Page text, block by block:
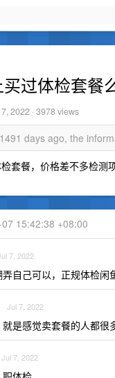
过体检套餐
2022 · 3978 views
days ago, the
套餐，价格差不多检测
15:42:38 +08:00
7, 2022
自己可以，正规体检闲
Jul 7, 2022
是感觉卖套餐的人都很
Jul 7, 2022